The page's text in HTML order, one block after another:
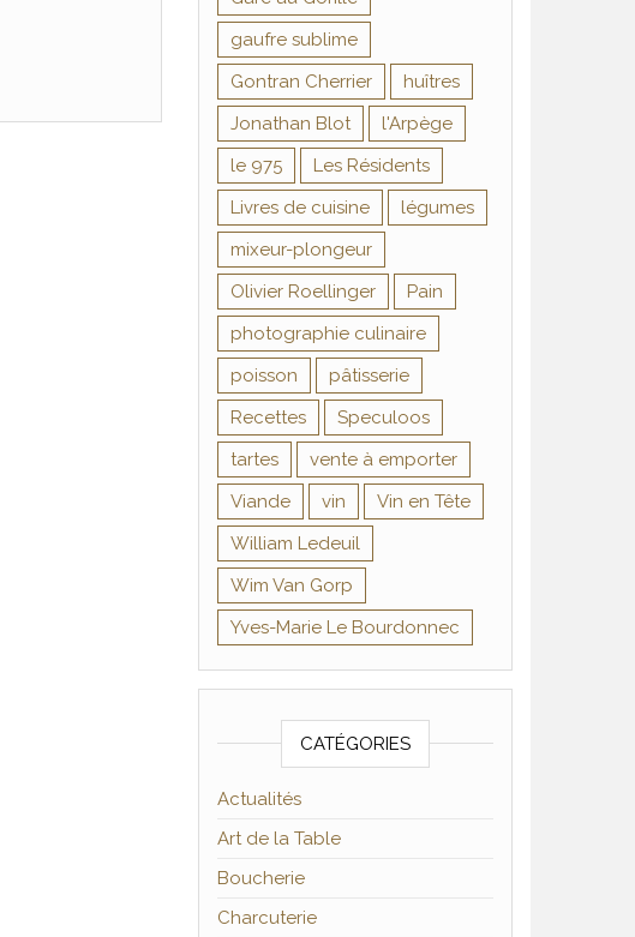
gaufre sublime
Gontran Cherrier
huîtres
Jonathan Blot
l'Arpège
le 975
Les Résidents
Livres de cuisine
légumes
mixeur-plongeur
Olivier Roellinger
Pain
photographie culinaire
poisson
pâtisserie
Recettes
Speculoos
tartes
vente à emporter
Viande
vin
Vin en Tête
William Ledeuil
Wim Van Gorp
Yves-Marie Le Bourdonnec
CATÉGORIES
Actualités
Art de la Table
Boucherie
Charcuterie